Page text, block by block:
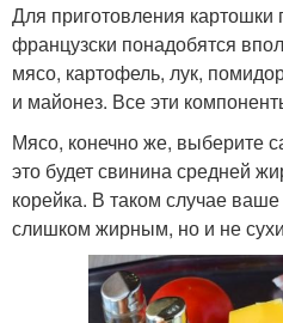
Для приготовления картошки
французски понадобятся
мясо, картофель, лук,
и майонез. Все эти
Мясо, конечно же, выберите
это будет свинина средней
корейка. В таком случае
слишком жирным, но и не